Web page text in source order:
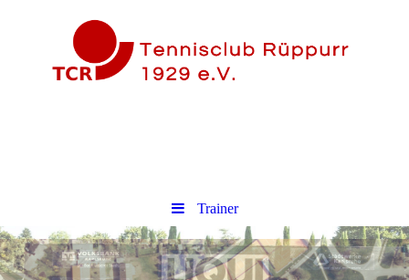
Trainer